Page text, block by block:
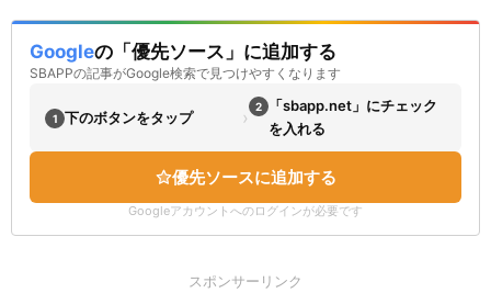
Googleの「優先ソース」に追加する
SBAPPの記事がGoogle検索で見つけやすくなります
1 下のボタンをタップ › 2
「sbapp.net」にチェック
を入れる
優先ソースに追加する
Googleアカウントへのログインが必要です
スポンサーリンク